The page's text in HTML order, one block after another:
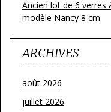
Ancien lot de 6 verres
modèle Nancy 8 cm
ARCHIVES
août 2026
juillet 2026